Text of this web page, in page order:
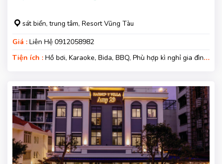
sát biển, trung tâm, Resort Vũng Tàu
Giá : Liên Hệ 0912058982
Tiện ích : Hồ bơi, Karaoke, Bida, BBQ, Phù hợp kì nghỉ gia đình,